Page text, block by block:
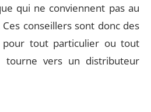
qui ne conviennent pas au
conseillers sont donc des
pour tout particulier ou tout
tourne vers un distributeur